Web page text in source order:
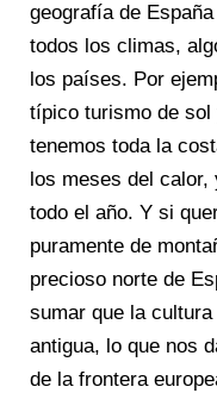
geografía de
todos los climas,
los países. Por
típico turismo de sol
tenemos toda la
los meses del
todo el año. Y si
puramente de
precioso norte de
sumar que la
antigua, lo que nos
de la frontera